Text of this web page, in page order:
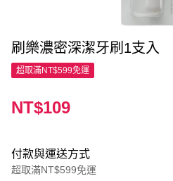
刷樂濃密深潔牙刷1支入
超取滿NT$599免運
NT$109
付款與運送方式
超取滿NT$599免運